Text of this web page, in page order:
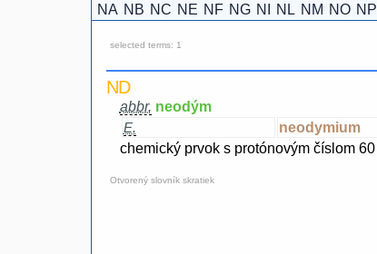
NA NB NC NE NF NG NI NL NM NO NP
selected terms: 1
ND
abbr. neodým
E.
neodymium
chemický prvok s protónovým číslom 60
Otvorený slovník skratiek